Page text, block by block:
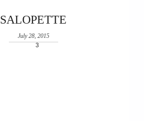
SALOPETTE
July 28, 2015